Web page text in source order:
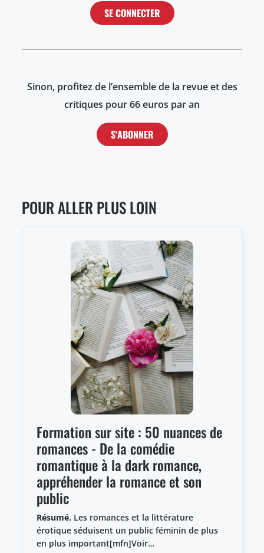
SE CONNECTER
Sinon, profitez de l’ensemble de la revue et des
critiques pour 66 euros par an
S'ABONNER
POUR ALLER PLUS LOIN
Formation sur site : 50 nuances de
romances - De la comédie
romantique à la dark romance,
appréhender la romance et son
public
Résumé. Les romances et la littérature
érotique séduisent un public féminin de plus
en plus important[mfn]Voir…